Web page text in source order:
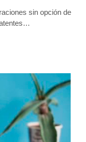
sin opción de